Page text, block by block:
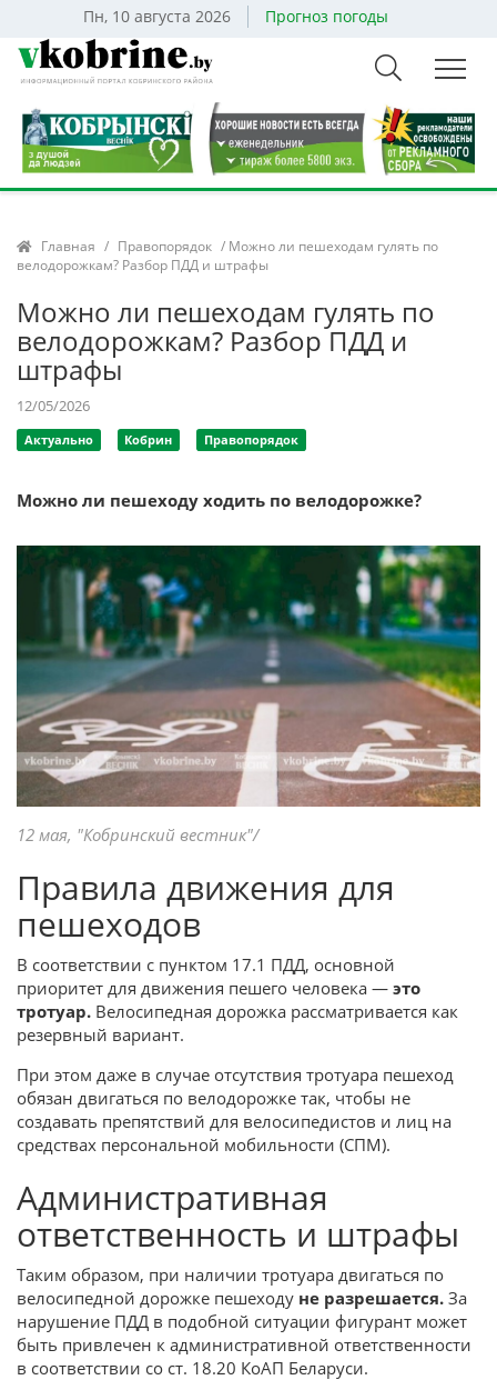
Пн, 10 августа 2026 Прогноз погоды
Главная / Правопорядок / Можно ли пешеходам гулять по
велодорожкам? Разбор ПДД и штрафы
Можно ли пешеходам гулять по
велодорожкам? Разбор ПДД и
штрафы
12/05/2026
Актуально Кобрин Правопорядок
Можно ли пешеходу ходить по велодорожке?
12 мая, "Кобринский вестник"/
Правила движения для
пешеходов
В соответствии с пунктом 17.1 ПДД, основной
приоритет для движения пешего человека — это
тротуар. Велосипедная дорожка рассматривается как
резервный вариант.
При этом даже в случае отсутствия тротуара пешеход
обязан двигаться по велодорожке так, чтобы не
создавать препятствий для велосипедистов и лиц на
средствах персональной мобильности (СПМ).
Административная
ответственность и штрафы
Таким образом, при наличии тротуара двигаться по
велосипедной дорожке пешеходу не разрешается. За
нарушение ПДД в подобной ситуации фигурант может
быть привлечен к административной ответственности
в соответствии со ст. 18.20 КоАП Беларуси.